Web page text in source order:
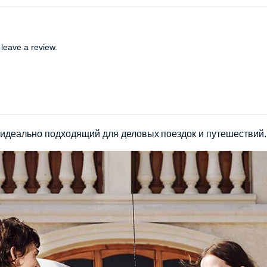
a review.
подходящий для деловых поездок и путешествий.